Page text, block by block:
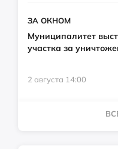
ЗА ОКНОМ
Муниципалитет
участка за
2 августа 14:00